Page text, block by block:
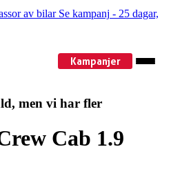
av bilar Se kampanj - 25 dagar,
Kampanjer
men vi har fler
Cab 1.9